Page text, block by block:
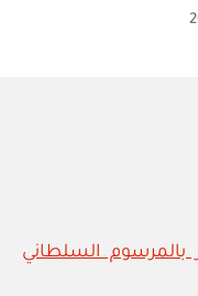
بالمرسوم السلطاني